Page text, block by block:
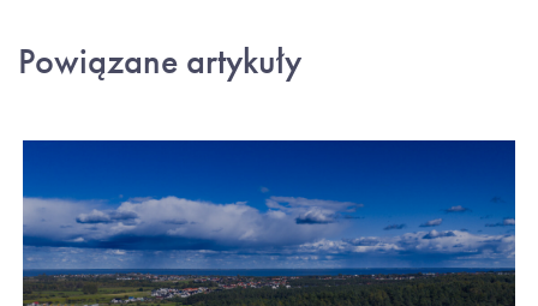
Powiązane artykuły